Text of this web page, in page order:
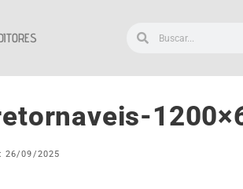
26/09/2025